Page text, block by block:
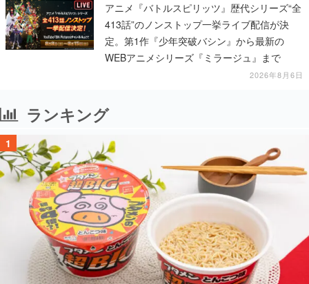
アニメ『バトルスピリッツ』歴代シリーズ“全
413話”のノンストップ一挙ライブ配信が決
定。第1作『少年突破バシン』から最新の
WEBアニメシリーズ『ミラージュ』まで
2026年8月6日
ランキング
1